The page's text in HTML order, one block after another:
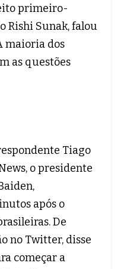
primeiro-
Rishi Sunak, falou
maioria dos
as questões
Tiago
o presidente
após o
De
no Twitter, disse
começar a